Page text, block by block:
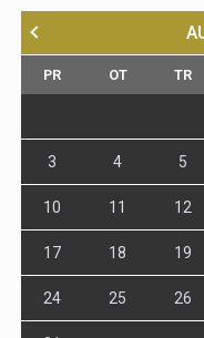
PR OT TR
3 4 5
10 11 12
17 18 19
24 25 26